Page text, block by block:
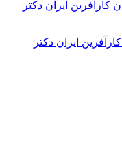
ایران دکتر